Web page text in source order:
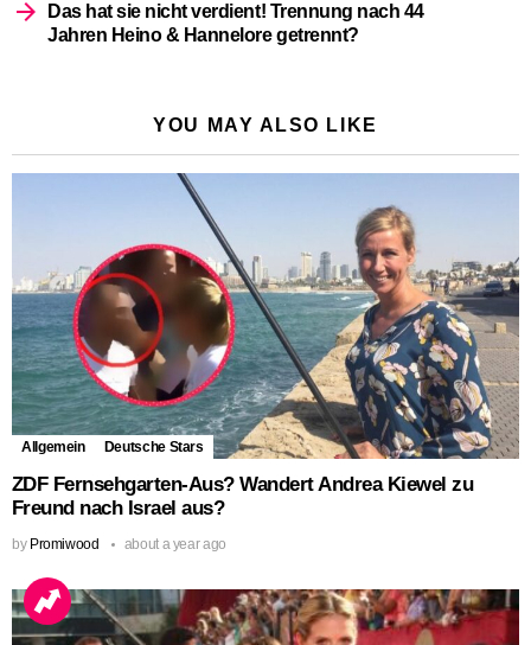
Das hat sie nicht verdient! Trennung nach 44
Jahren Heino & Hannelore getrennt?
YOU MAY ALSO LIKE
Allgemein Deutsche Stars
ZDF Fernsehgarten-Aus? Wandert Andrea Kiewel zu
Freund nach Israel aus?
by Promiwood about a year ago